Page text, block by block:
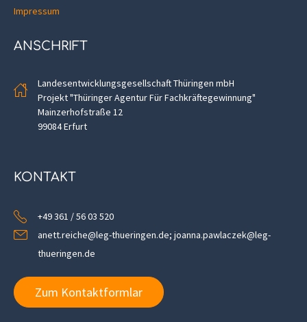
Impressum
ANSCHRIFT
Landesentwicklungsgesellschaft Thüringen mbH
Projekt "Thüringer Agentur Für Fachkräftegewinnung"
Mainzerhofstraße 12
99084 Erfurt
KONTAKT
+49 361 / 56 03 520
anett.reiche@leg-thueringen.de; joanna.pawlaczek@leg-
thueringen.de
Zum Kontaktformlar